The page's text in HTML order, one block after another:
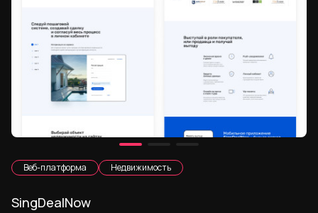
Веб-платформа Недвижимость
SingDealNow